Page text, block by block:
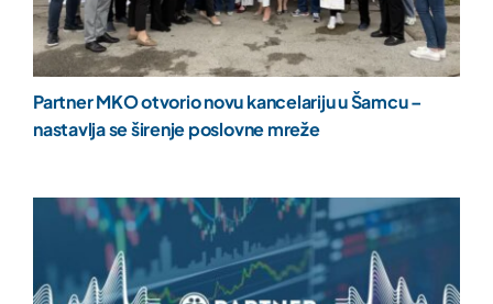
Partner MKO otvorio novu kancelariju u Šamcu –
nastavlja se širenje poslovne mreže